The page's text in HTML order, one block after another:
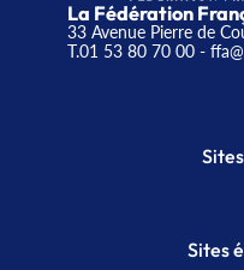
La Fédération
33 Avenue Pierre de
T.01 53 80 70 00-
Sites